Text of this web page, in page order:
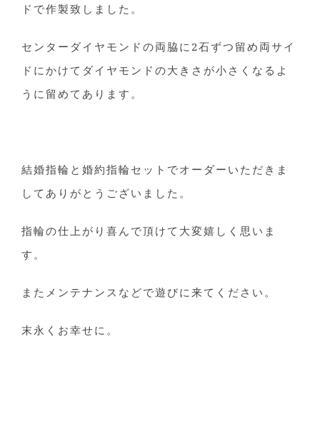
ドで作製致しました。
センターダイヤモンドの両脇に2石ずつ留め両サイ
ドにかけてダイヤモンドの大きさが小さくなるよ
うに留めてあります。
結婚指輪と婚約指輪セットでオーダーいただきま
してありがとうございました。
指輪の仕上がり喜んで頂けて大変嬉しく思いま
す。
またメンテナンスなどで遊びに来てください。
末永くお幸せに。